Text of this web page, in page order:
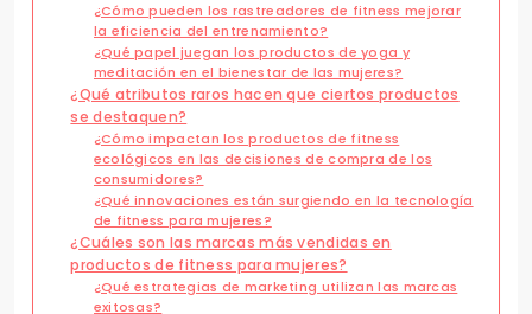
¿Cómo pueden los rastreadores de fitness mejorar
la eficiencia del entrenamiento?
¿Qué papel juegan los productos de yoga y
meditación en el bienestar de las mujeres?
¿Qué atributos raros hacen que ciertos productos
se destaquen?
¿Cómo impactan los productos de fitness
ecológicos en las decisiones de compra de los
consumidores?
¿Qué innovaciones están surgiendo en la tecnología
de fitness para mujeres?
¿Cuáles son las marcas más vendidas en
productos de fitness para mujeres?
¿Qué estrategias de marketing utilizan las marcas
exitosas?